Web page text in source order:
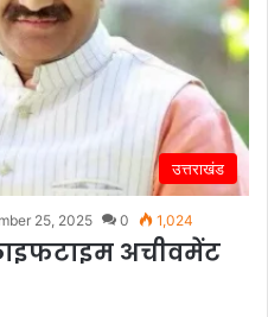
उत्तराखंड
25, 2025 0 1,024
अचीवमेंट